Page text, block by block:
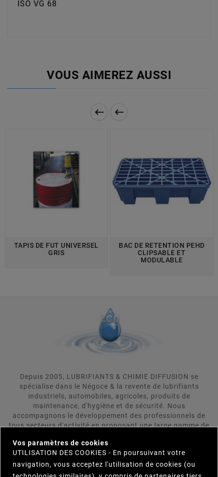
ISO VG 68
VOUS AIMEREZ AUSSI
 
TAPIS DE FUT UNIVERSEL
GRIS
BAC DE RETENTION PEHD
CLIPSABLE ET
MODULABLE
Depuis 2005, LUBRIFIANTS & CHIMIE DIFFUSION se
spécialise dans le Négoce & la revente de lubrifiants
industriels, automobiles, agricoles, produits de
maintenance, d'hygiène et de sécurité. Nous
accompagnons le développement des professionnels de
tous secteurs d'activité en proposant une large gamme de
clients. LUBRIFIANTS & CHIMIE DIFFUSION se positionne
comme votre interlocuteur unique et s'engage à trouver
pour vous le produit répondant le plus précisement et le
plus efficacement à vos besoins. Parcourez notre
Vos paramètres de cookies
UTILISATION DES COOKIES - En poursuivant votre
navigation, vous acceptez l'utilisation de cookies (ou